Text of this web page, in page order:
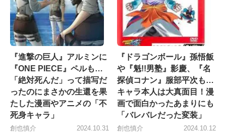
『進撃の巨人』アルミンに
『ONE PIECE』ペルも…
「絶対死んだ」って描写だ
ったのにまさかの生還を果
たした漫画やアニメの「不
死身キャラ」
創也慎介
2024.10.31
『ドラゴンボール』孫悟飯
や『魁!!男塾』影慶、『名
探偵コナン』服部平次も…
キャラ本人は大真面目！漫
画で面白かったあまりにも
「バレバレだった変装」
創也慎介
2024.10.12